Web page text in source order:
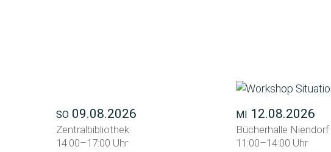
SO 09.08.2026
Zentralbibliothek
14:00–17:00 Uhr
MI 12.08.2026
Bücherhalle Niendorf
11:00–14:00 Uhr